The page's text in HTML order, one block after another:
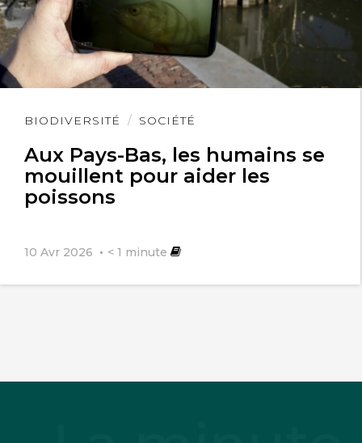
BIODIVERSITÉ SOCIÉTÉ
Aux Pays-Bas, les humains se
mouillent pour aider les
poissons
10 Avr 2026 < 1 minute
Lire